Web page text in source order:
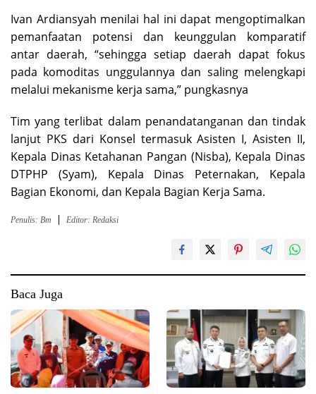
Ivan Ardiansyah menilai hal ini dapat mengoptimalkan
pemanfaatan potensi dan keunggulan komparatif
antar daerah, “sehingga setiap daerah dapat fokus
pada komoditas unggulannya dan saling melengkapi
melalui mekanisme kerja sama,” pungkasnya
Tim yang terlibat dalam penandatanganan dan tindak
lanjut PKS dari Konsel termasuk Asisten I, Asisten II,
Kepala Dinas Ketahanan Pangan (Nisba), Kepala Dinas
DTPHP (Syam), Kepala Dinas Peternakan, Kepala
Bagian Ekonomi, dan Kepala Bagian Kerja Sama.
Penulis: Bm Editor: Redaksi
Baca Juga